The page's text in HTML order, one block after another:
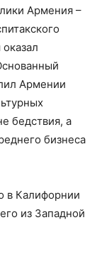
Армения –
Армении
бедствия, а
бизнеса
в Калифорнии
из Западной